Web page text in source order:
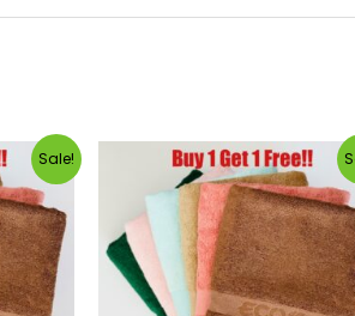
Sale!